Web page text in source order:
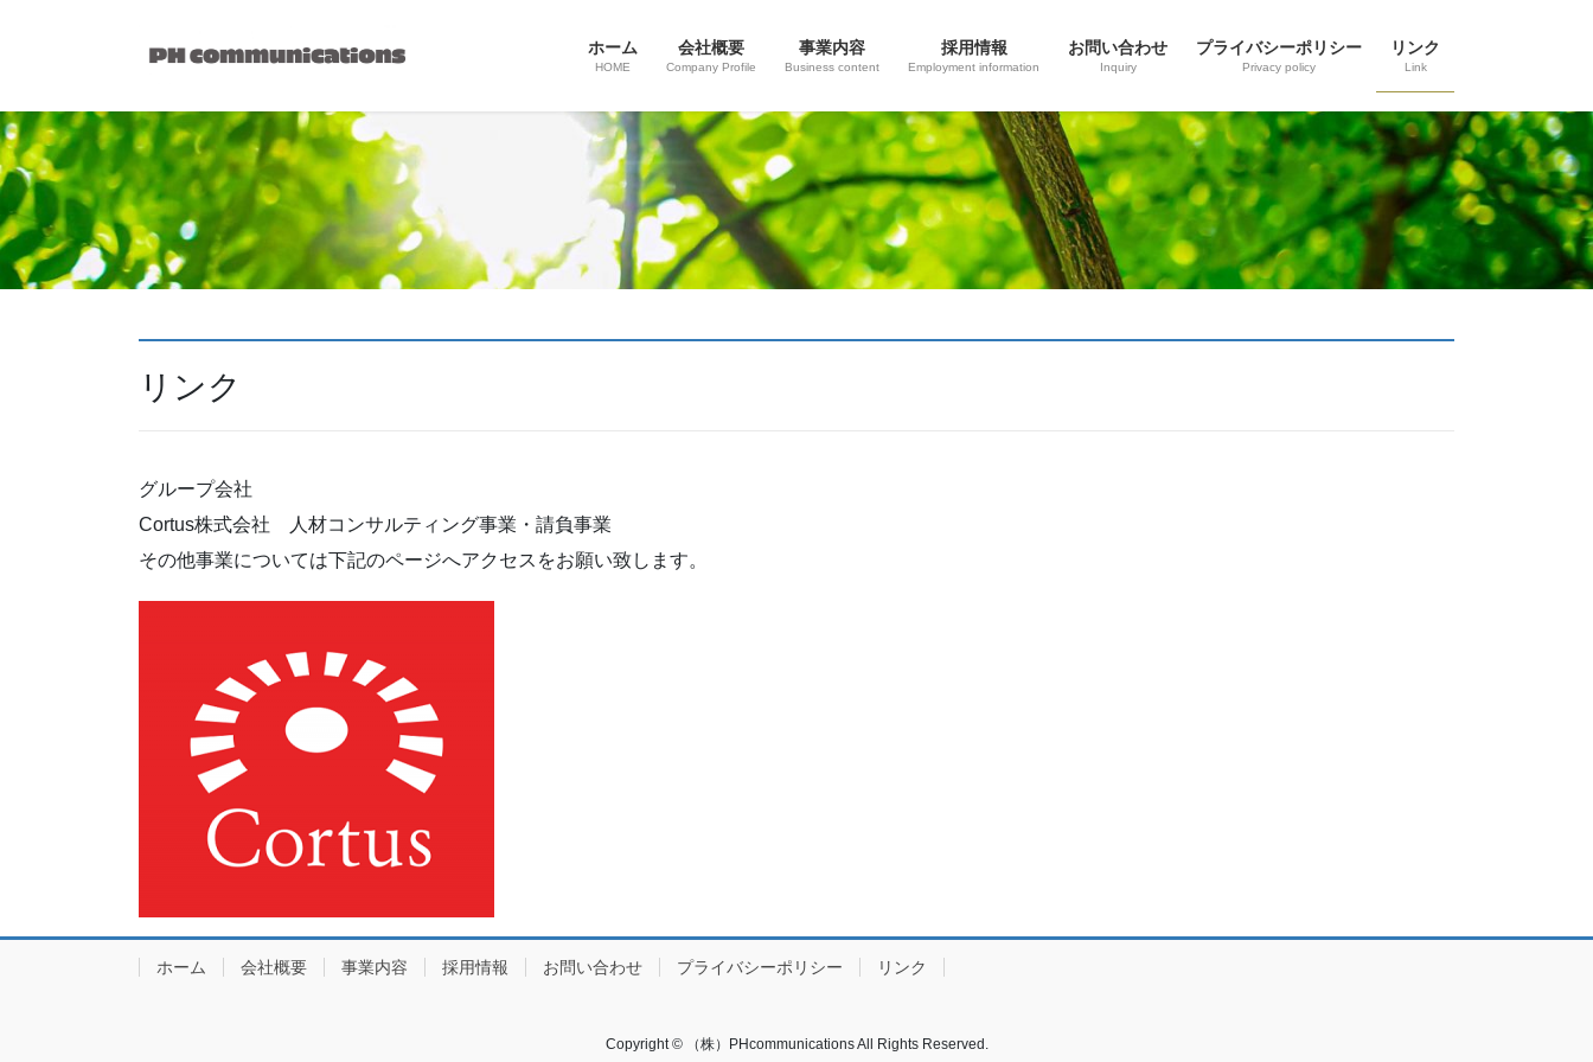
ツ
へ
ス
キ
ッ
プ
シ
ョ
ン
に
移
動
ホーム
HOME
会社概要
Company Profile
事業内容
Business content
採用情報
Employment information
お問い合わせ
Inquiry
プライバシーポリシー
Privacy policy
リンク
Link
リンク
グループ会社
Cortus株式会社 人材コンサルティング事業・請負事業
その他事業については下記のページへアクセスをお願い致します。
ホーム 会社概要 事業内容 採用情報 お問い合わせ プライバシーポリシー リンク
Copyright © （株）PHcommunications All Rights Reserved.